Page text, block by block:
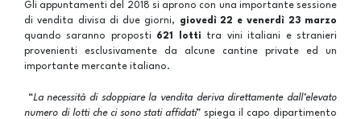
Gli appuntamenti del 2018 si aprono con una importante sessione
di vendita divisa di due giorni,
giovedì 22 e venerdì 23 marzo
quando saranno proposti 621 lotti tra vini italiani e stranieri
provenienti esclusivamente da alcune cantine private ed un
importante mercante italiano.
“La necessità di sdoppiare la vendita deriva direttamente dall’elevato
numero di lotti che ci sono stati affidati” spiega il capo dipartimento